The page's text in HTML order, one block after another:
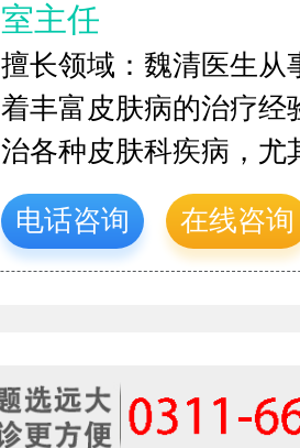
室主任
擅长领域：魏清医生从
着丰富皮肤病的治疗经
治各种皮肤科疾病，
电话咨询 在线咨询